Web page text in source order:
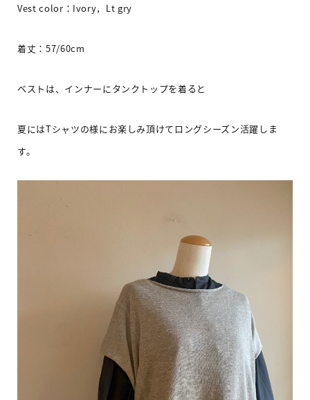
Vest color ： Ivory， Lt gry
着丈 ：57/60cm
ベストは、インナーにタンクトップを着ると
夏にはTシャツの様にお楽しみ頂けてロングシーズン活躍しま
す。